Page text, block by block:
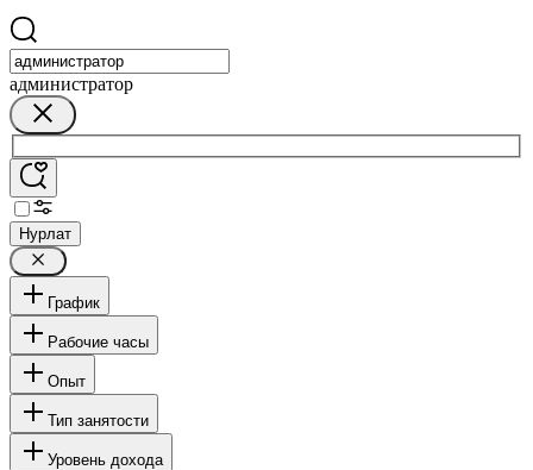
администратор
Нурлат
График
Рабочие часы
Опыт
Тип занятости
Уровень дохода